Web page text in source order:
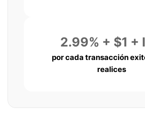
2.99% + $1 +
por cada transacción
realices